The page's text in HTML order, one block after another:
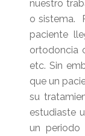
nuestro
o sistema.
paciente
ortodoncia
etc. Sin
que un
su
estudiaste
un